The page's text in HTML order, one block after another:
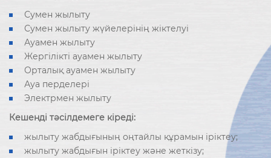
Сумен жылыту
Сумен жылыту жүйелерінің жіктелуі
Ауамен жылыту
Жергілікті ауамен жылыту
Орталық ауамен жылыту
Ауа перделері
Электрмен жылыту
Кешенді тәсілдемеге кіреді:
жылыту жабдығының оңтайлы құрамын іріктеу;
жылыту жабдығын іріктеу және жеткізу;